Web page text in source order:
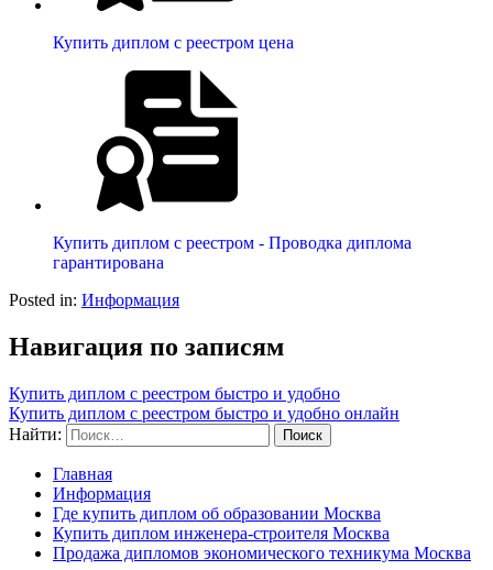
Купить диплом с реестром цена
Купить диплом с реестром - Проводка диплома
гарантирована
Posted in: Информация
Навигация по записям
Купить диплом с реестром быстро и удобно
Купить диплом с реестром быстро и удобно онлайн
Найти:
Главная
Информация
Где купить диплом об образовании Москва
Купить диплом инженера-строителя Москва
Продажа дипломов экономического техникума Москва